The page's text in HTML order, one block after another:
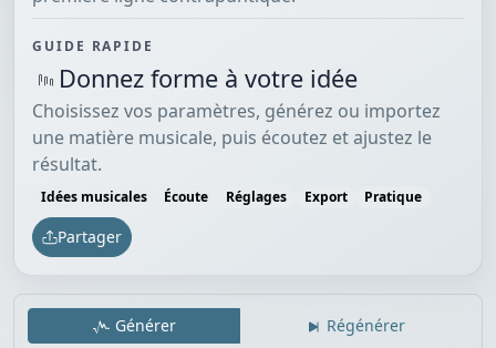
GUIDE RAPIDE
Donnez forme à votre idée
Choisissez vos paramètres, générez ou importez
une matière musicale, puis écoutez et ajustez le
résultat.
Idées musicales Écoute Réglages Export Pratique
Partager
Générer
Régénérer